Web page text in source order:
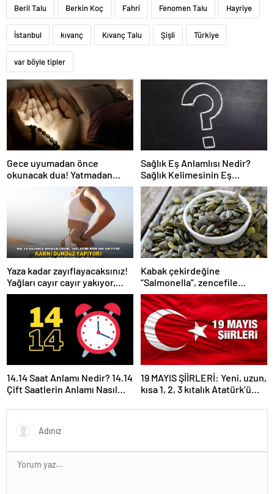
Beril Talu Berkin Koç Fahri Fenomen Talu Hayriye
İstanbul kıvanç Kıvanç Talu Şişli Türkiye
var böyle tipler
Gece uyumadan önce
okunacak dua! Yatmadan
önce okunacak dualar!
Uyumak için hangi dua?
Sağlık Eş Anlamlısı Nedir?
Sağlık Kelimesinin Eş
Anlamlıları Nelerdir?
Yaza kadar zayıflayacaksınız!
Yağları cayır cayır yakıyor,
karnı dümdüz yapıyor! Diyet
kabak çorbası tarifi ve püf
noktaları!
Kabak çekirdeğine
“Salmonella”, zencefile
“Bacillus cereus” nasıl
bulaşıyor?
14.14 Saat Anlamı Nedir? 14.14
Çift Saatlerin Anlamı Nasıl
19 MAYIS ŞİİRLERİ: Yeni, uzun,
kısa 1, 2, 3 kıtalık Atatürk’ü
Bayramı şiirleri…